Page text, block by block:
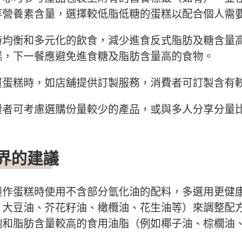
養素含量，選擇較低脂低糖的蛋糕以配合個人需
衡和多元化的飲食，減少進食反式脂肪及糖含量
下一餐應避免進食糖及脂肪含量高的食物。
糕時，如店舖提供訂製服務，消費者可訂製含有
可考慮選購份量較少的產品，或與多人分享分量
的建議
蛋糕時使用不含部分氫化油的配料，多選用更健
大豆油、芥花籽油、橄欖油、花生油等）來調整配
脂肪含量較高的食用油脂（例如椰子油、棕櫚油